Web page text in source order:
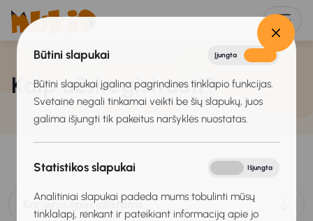
Būtini slapukai Įjungta
Būtini slapukai įgalina pagrindines tinklapio funkcijas.
Svetainė negali tinkamai veikti be šių slapukų, juos
galima išjungti tik pakeitus naršyklės nuostatas.
Statistikos slapukai Išjungta
Analitiniai slapukai padeda mums tobulinti mūsų
tinklalapį, renkant ir pateikiant informaciją apie jo
Kaip užsiregistruoti?
Karjeros specialistams